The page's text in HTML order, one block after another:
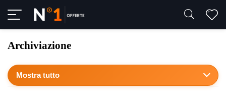
Archiviazione
Mostra tutto